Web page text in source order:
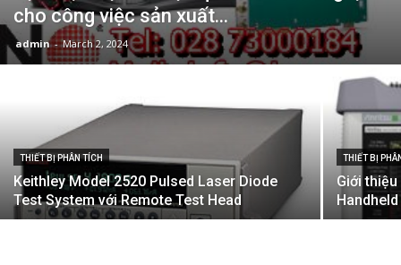
cho công việc sản xuất...
admin - March 2, 2024
THIẾT BỊ PHÂN TÍCH
Keithley Model 2520 Pulsed Laser Diode
Test System với Remote Test Head
THIẾT BỊ
Giới